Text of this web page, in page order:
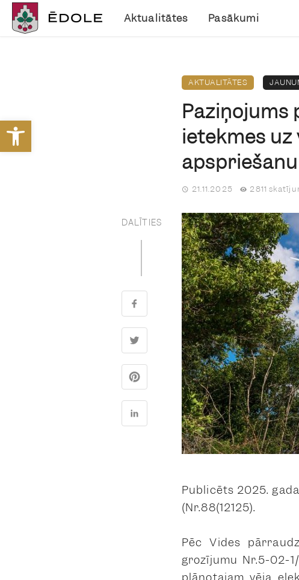
Open toolbar
Aktualitātes Pasākumi
AKTUALITĀTES
Paziņojums
ietekmes
apspriešanu
21.11.2025 2811
DALĪTIES
Publicēts 2025.
(Nr.88(12125).
Pēc Vides
grozījumu Nr.5-02-
plānotajam vēja